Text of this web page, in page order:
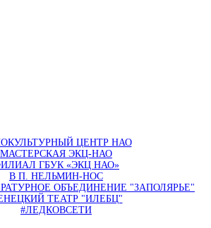
ЦЕНТР НАО
МАСТЕРСКАЯ ЭКЦ-НАО
ГБУК «ЭКЦ НАО»
В П. НЕЛЬМИН-НОС
ОБЪЕДИНЕНИЕ "ЗАПОЛЯРЬЕ"
ТЕАТР "ИЛЕБЦ"
#ЛЕДКОВСЕТИ